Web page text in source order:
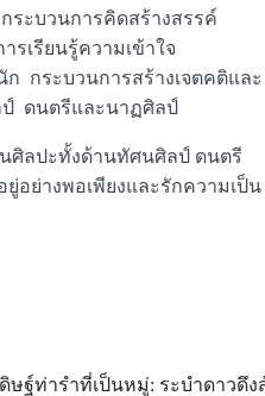
ระบวนการคิดสร้างสรรค์
รเรียนรู้ความเข้าใจ
กระบวนการสร้างเจตคติและ
ดนตรีและนาฏศิลป์
ศิลปะทั้งด้านทัศนศิลป์ ดนตรี
อย่างพอเพียงและรักความเป็น
ษฐ์ท่ารำที่เป็นหมู่: ระบำดาวดึง